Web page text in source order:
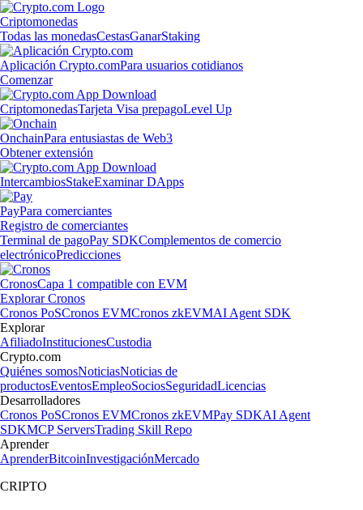
Criptomonedas
Todas las monedasCestasGanarStaking
Aplicación Crypto.comPara usuarios cotidianos
Comenzar
CriptomonedasTarjeta Visa prepagoLevel Up
OnchainPara entusiastas de Web3
Obtener extensión
IntercambiosStakeExaminar DApps
PayPara comerciantes
Registro de comerciantes
Terminal de pagoPay SDKComplementos de comercio
electrónicoPredicciones
CronosCapa 1 compatible con EVM
Explorar Cronos
Cronos PoSCronos EVMCronos zkEVMAI Agent SDK
Explorar
AfiliadoInstitucionesCustodia
Crypto.com
Quiénes somosNoticiasNoticias de
productosEventosEmpleoSociosSeguridadLicencias
Desarrolladores
Cronos PoSCronos EVMCronos zkEVMPay SDKAI Agent
SDKMCP ServersTrading Skill Repo
Aprender
AprenderBitcoinInvestigaciónMercado
CRIPTO